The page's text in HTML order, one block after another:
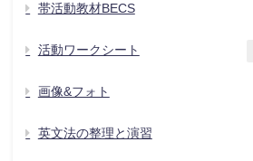
帯活動教材BECS
活動ワークシート
画像&フォト
英文法の整理と演習